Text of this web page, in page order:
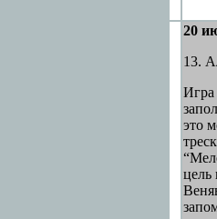
20
13.
Игра
это
цель